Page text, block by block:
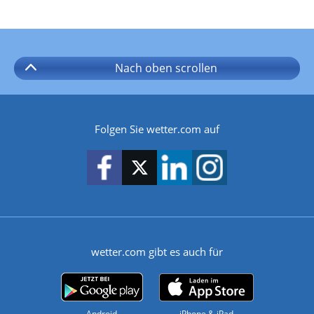
Nach oben scrollen
Folgen Sie wetter.com auf
wetter.com gibt es auch für